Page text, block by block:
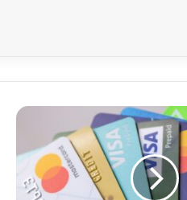
PLAĆANJE
Gotovina
uvijek
dominantna,